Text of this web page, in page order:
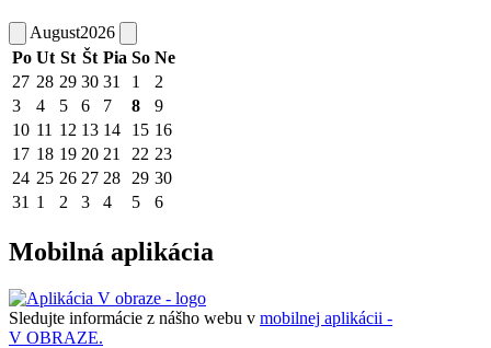
August2026
Po Ut St Št Pia So Ne
27 28 29 30 31 1
2
3
4 5 6 7 8
9
10 11 12 13 14 15 16
17 18 19 20 21 22 23
24 25 26 27 28 29 30
31 1 2 3 4 5 6
Mobilná aplikácia
Sledujte informácie z nášho webu v mobilnej aplikácii -
V OBRAZE.